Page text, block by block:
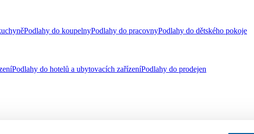
Podlahy do koupelnyPodlahy do pracovnyPodlahy do dětského pokoje
Podlahy do hotelů a ubytovacích zařízeníPodlahy do prodejen